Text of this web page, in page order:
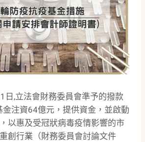
日,立法會財務委員會準予的撥款
金注資64億元，提供資金，並啟動
以惠及受冠狀病毒疫情影響的市
創行業（財務委員會討論文件